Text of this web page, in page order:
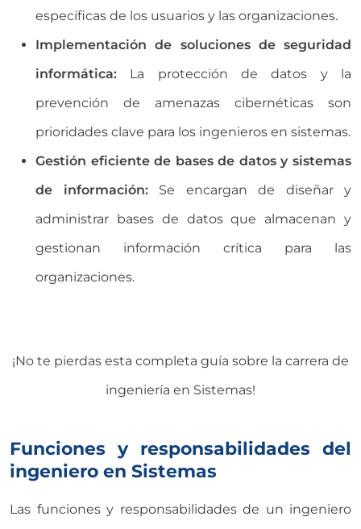
específicas de los usuarios y las organizaciones.
Implementación de soluciones de seguridad
informática: La protección de datos y la
prevención de amenazas cibernéticas son
prioridades clave para los ingenieros en sistemas.
Gestión eficiente de bases de datos y sistemas
de información:Se encargan de diseñar y
administrar bases de datos que almacenan y
gestionan información crítica para las
organizaciones.
¡No te pierdas esta completa guía sobre la carrera de
ingeniería en Sistemas!
Funciones y responsabilidades del
ingeniero en Sistemas
Las funciones y responsabilidades de un ingeniero